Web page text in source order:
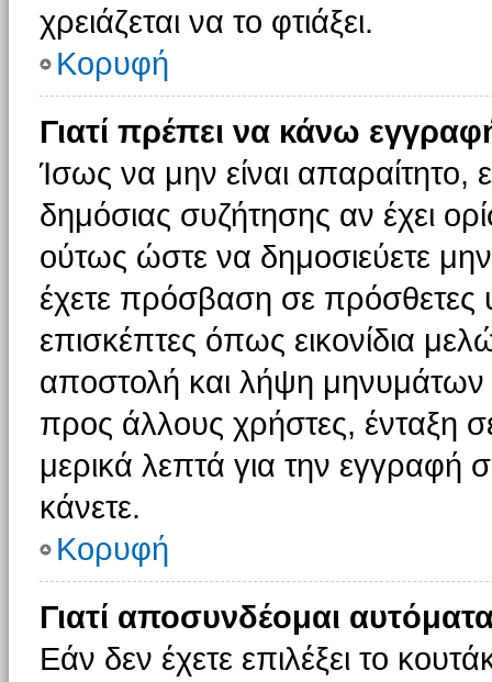
χρειάζεται να το φτιάξει.
Κορυφή
Γιατί πρέπει να κάνω
Ίσως να μην είναι απαραίτητο,
δημόσιας συζήτησης αν έχει
ούτως ώστε να δημοσιεύετε
έχετε πρόσβαση σε πρόσθετες
επισκέπτες όπως εικονίδια
αποστολή και λήψη μηνυμάτων
προς άλλους χρήστες, ένταξη
μερικά λεπτά για την
κάνετε.
Κορυφή
Γιατί αποσυνδέομαι
Εάν δεν έχετε επιλέξει το